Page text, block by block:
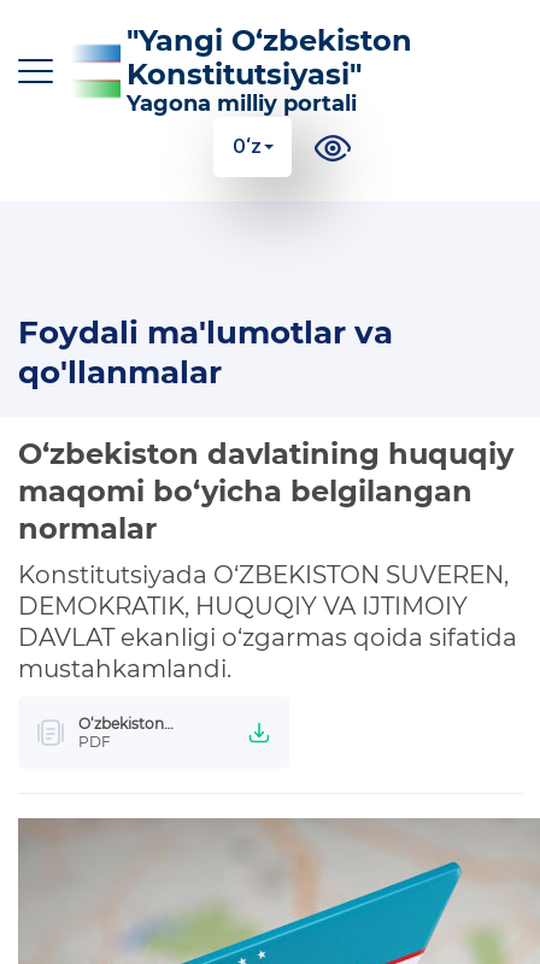
O‘ZGARTIRISHLAR
KONSTITUTSIYANING MAZMUN-MOHIYATI
FOYDALI MA'LUMOTLAR VA QO'LLANMALAR
100 TA SAVOLGA 100 TA JAVOB
KONSTITUTSIYANI O‘RGANAMIZ
MAXFIYLIK SIYOSATI
"Yangi O‘zbekiston
Konstitutsiyasi"
Yagona milliy portali
O‘z
Foydali ma'lumotlar va
qo'llanmalar
O‘zbekiston davlatining huquqiy
maqomi bo‘yicha belgilangan
normalar
Konstitutsiyada O‘ZBEKISTON SUVEREN,
DEMOKRATIK, HUQUQIY VA IJTIMOIY
DAVLAT ekanligi o‘zgarmas qoida sifatida
mustahkamlandi.
O‘zbekiston
davlatining huquqiy
PDF